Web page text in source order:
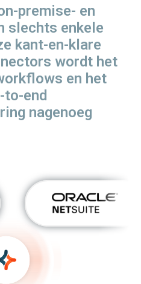
premise- en
slechts enkele
kant-en-klare
wordt het
en het
to-end
nagenoeg